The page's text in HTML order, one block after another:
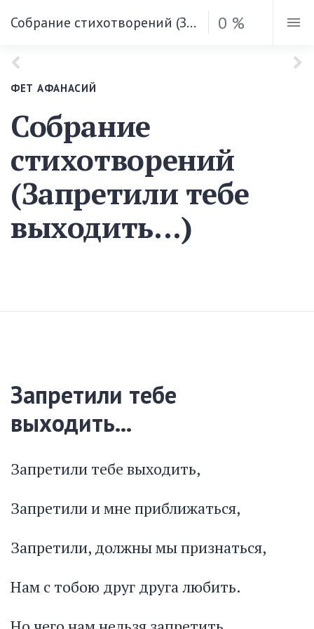
Собрание стихотворений (Запретили тебе выходить...) 0 %
ФЕТ АФАНАСИЙ
Собрание
стихотворений
(Запретили тебе
выходить...)
Запретили тебе
выходить...
Запретили тебе выходить,
Запретили и мне приближаться,
Запретили, должны мы признаться,
Нам с тобою друг друга любить.